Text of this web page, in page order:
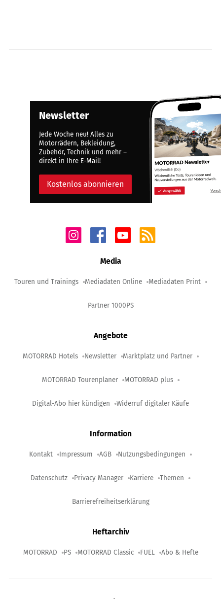
Newsletter
Jede Woche neu! Alles zu
Motorrädern, Bekleidung,
Zubehör, Technik und mehr –
direkt in Ihre E-Mail!
Kostenlos abonnieren
Media
Touren und Trainings Mediadaten Online Mediadaten Print
Partner 1000PS
Angebote
MOTORRAD Hotels Newsletter Marktplatz und Partner
MOTORRAD Tourenplaner MOTORRAD plus
Digital-Abo hier kündigen Widerruf digitaler Käufe
Information
Kontakt Impressum AGB Nutzungsbedingungen
Datenschutz Privacy Manager Karriere Themen
Barrierefreiheitserklärung
Heftarchiv
MOTORRAD PS MOTORRAD Classic FUEL Abo & Hefte